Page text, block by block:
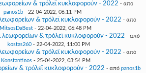
& τρόλεϊ κυκλοφορούν - 2022 - από
panos1b- 22-04-2022, 06:11 PM
λεωφορείων & τρόλεϊ κυκλοφορούν - 2022 - από
MitsosDaBest - 22-04-2022, 06:48 PM
λεωφορείων & τρόλεϊ κυκλοφορούν - 2022 - από
kostas260 - 22-04-2022, 11:00 PM
λεωφορείων & τρόλεϊ κυκλοφορούν - 2022 - από
Konstantinos- 25-04-2022, 03:54 PM
& τρόλεϊ κυκλοφορούν - 2022 - από panos1b